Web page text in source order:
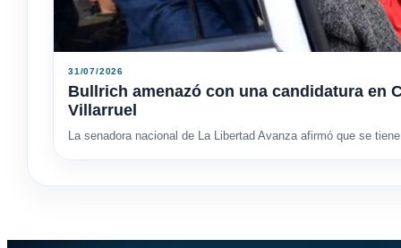
31/07/2026
Bullrich amenazó con una candidatura en
Villarruel
La senadora nacional de La Libertad Avanza afirmó que se